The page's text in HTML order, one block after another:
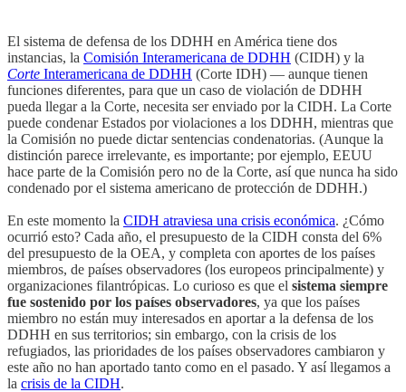
El sistema de defensa de los DDHH en América tiene dos
instancias, la Comisión Interamericana de DDHH (CIDH) y la
Corte Interamericana de DDHH (Corte IDH) — aunque tienen
funciones diferentes, para que un caso de violación de DDHH
pueda llegar a la Corte, necesita ser enviado por la CIDH. La Corte
puede condenar Estados por violaciones a los DDHH, mientras que
la Comisión no puede dictar sentencias condenatorias. (Aunque la
distinción parece irrelevante, es importante; por ejemplo, EEUU
hace parte de la Comisión pero no de la Corte, así que nunca ha sido
condenado por el sistema americano de protección de DDHH.)
En este momento la CIDH atraviesa una crisis económica. ¿Cómo
ocurrió esto? Cada año, el presupuesto de la CIDH consta del 6%
del presupuesto de la OEA, y completa con aportes de los países
miembros, de países observadores (los europeos principalmente) y
organizaciones filantrópicas. Lo curioso es que el sistema siempre
fue sostenido por los países observadores, ya que los países
miembro no están muy interesados en aportar a la defensa de los
DDHH en sus territorios; sin embargo, con la crisis de los
refugiados, las prioridades de los países observadores cambiaron y
este año no han aportado tanto como en el pasado. Y así llegamos a
la crisis de la CIDH.